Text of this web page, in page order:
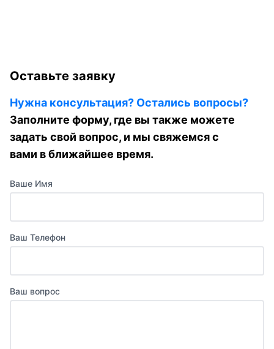
Оставьте заявку
Нужна консультация? Остались вопросы?
Заполните форму, где вы также можете
задать свой вопрос, и мы свяжемся с
вами в ближайшее время.
Ваше Имя
Ваш Телефон
Ваш вопрос